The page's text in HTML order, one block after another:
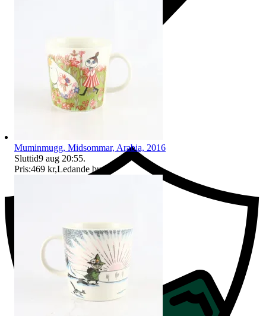
Muminmugg, Midsommar, Arabia, 2016
Sluttid9 aug 20:55.
Pris:469 kr,Ledande bud